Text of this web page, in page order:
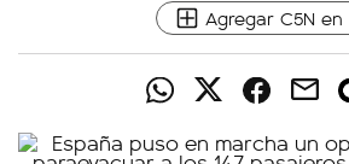
Agregar C5N en